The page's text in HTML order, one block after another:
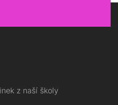
z naší školy